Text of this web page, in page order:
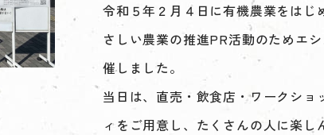
令和５年２月４日に有機農業をはじ
さしい農業の推進PR活動のためエ
催しました。
当日は、直売・飲食店・ワークショ
ィをご用意し、たくさんの人に楽し